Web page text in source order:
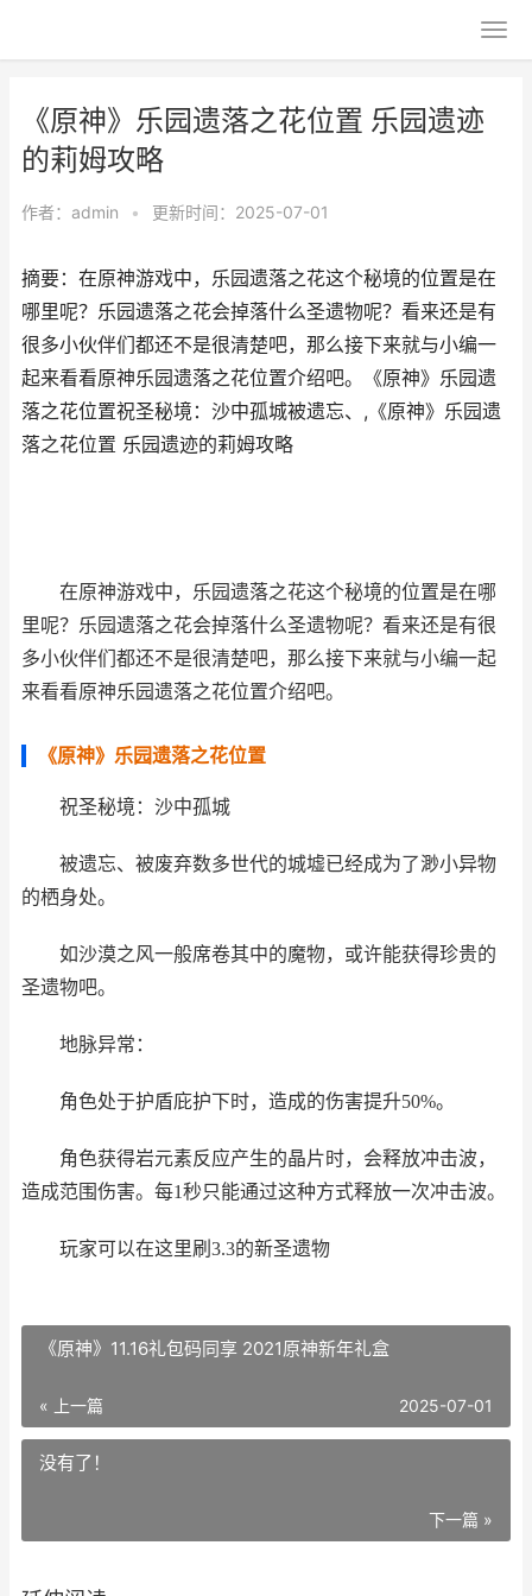
《原神》乐园遗落之花位置 乐园遗迹
的莉姆攻略
作者： admin • 更新时间：2025-07-01
摘要：在原神游戏中，乐园遗落之花这个秘境的位置是在
哪里呢？乐园遗落之花会掉落什么圣遗物呢？看来还是有
很多小伙伴们都还不是很清楚吧，那么接下来就与小编一
起来看看原神乐园遗落之花位置介绍吧。《原神》乐园遗
落之花位置祝圣秘境：沙中孤城被遗忘、,《原神》乐园遗
落之花位置 乐园遗迹的莉姆攻略
在原神游戏中，乐园遗落之花这个秘境的位置是在哪
里呢？乐园遗落之花会掉落什么圣遗物呢？看来还是有很
多小伙伴们都还不是很清楚吧，那么接下来就与小编一起
来看看原神乐园遗落之花位置介绍吧。
《原神》乐园遗落之花位置
祝圣秘境：沙中孤城
被遗忘、被废弃数多世代的城墟已经成为了渺小异物
的栖身处。
如沙漠之风一般席卷其中的魔物，或许能获得珍贵的
圣遗物吧。
地脉异常：
角色处于护盾庇护下时，造成的伤害提升50%。
角色获得岩元素反应产生的晶片时，会释放冲击波，
造成范围伤害。每1秒只能通过这种方式释放一次冲击波。
玩家可以在这里刷3.3的新圣遗物
《原神》11.16礼包码同享 2021原神新年礼盒
« 上一篇 2025-07-01
没有了！
下一篇 »